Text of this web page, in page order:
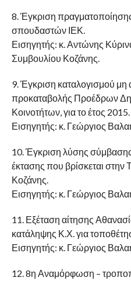
8. Έγκριση
σπουδαστών ΙΕΚ.
Εισηγητής: κ. Αντώνης
Συμβουλίου Κοζάνης.
9. Έγκριση καταλογισμού μη
προκαταβολής Προέδρων
Κοινοτήτων, για το έτος 2015.
Εισηγητής: κ. Γεώργιος
10. Έγκριση λύσης
έκτασης που βρίσκεται
Κοζάνης.
Εισηγητής: κ. Γεώργιος
11. Εξέταση αίτησης
κατάληψης Κ.Χ. για
Εισηγητής: κ. Γεώργιος
12. 8η Αναμόρφωση –